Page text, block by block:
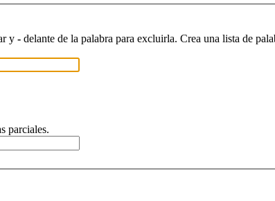
y - delante de la palabra para excluirla. Crea una lista de
parciales.